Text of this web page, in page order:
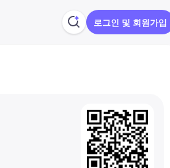
로그인 및 회원가입